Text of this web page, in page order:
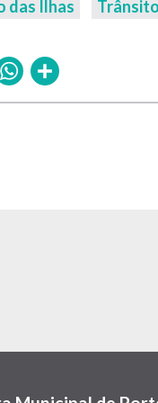
das Ilhas Trânsito
WhatsApp